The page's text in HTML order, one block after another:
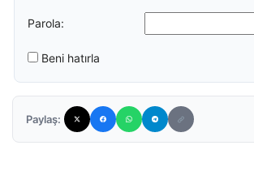
Parola:
Beni hatırla
Paylaş: